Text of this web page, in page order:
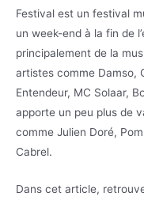
Festival est un festival
un week-end à la fin de
principalement de la
artistes comme Damso,
Entendeur, MC Solaar,
apporte un peu plus de
comme Julien Doré,
Cabrel.
Dans cet article,